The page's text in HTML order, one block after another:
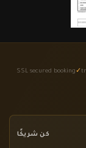
SSL secured booking
كن شريكًا